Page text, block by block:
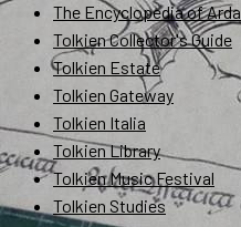
The Encyclopedia of Arda
Tolkien Collector's Guide
Tolkien Estate
Tolkien Gateway
Tolkien Italia
Tolkien Library
Tolkien Music Festival
Tolkien Studies